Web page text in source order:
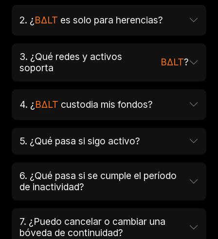
2. ¿ BΔLT es solo para herencias?
3. ¿Qué redes y activos
soporta
BΔLT?
4. ¿ BΔLT custodia mis fondos?
5. ¿Qué pasa si sigo activo?
6. ¿Qué pasa si se cumple el período
de inactividad?
7. ¿Puedo cancelar o cambiar una
bóveda de continuidad?